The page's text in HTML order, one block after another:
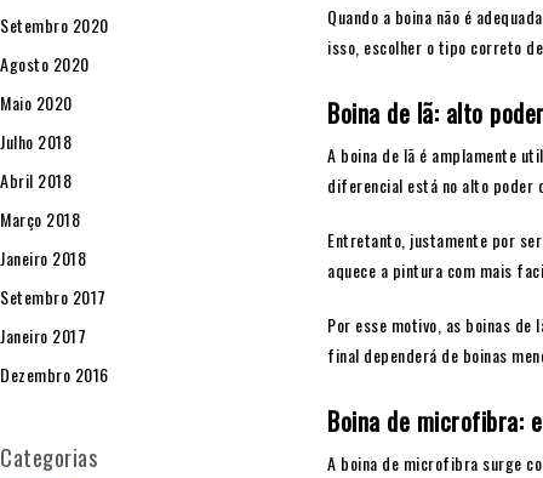
Quando a boina não é
isso, escolher o tipo correto
Boina de lã: alto
A boina de lã é amplamente
diferencial está no alto poder
Entretanto, justamente por
aquece a pintura com mais
Por esse motivo, as boinas
final dependerá de boinas
Boina de microfibra:
A boina de microfibra surge
Setembro 2020
Agosto 2020
Maio 2020
Julho 2018
Abril 2018
Março 2018
Janeiro 2018
Setembro 2017
Janeiro 2017
Dezembro 2016
Categorias